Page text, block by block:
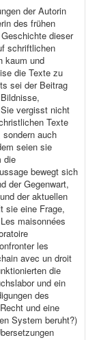
der Autorin
des frühen
dieser
schriftlichen
kaum und
die Texte zu
sei der Beitrag
vergisst nicht
Texte
auch
seien sie
die
bewegt sich
der Gegenwart,
der aktuellen
sie eine Frage,
maisonnées
les
avec un droit
die
und ein
des
und eine
System beruht?)